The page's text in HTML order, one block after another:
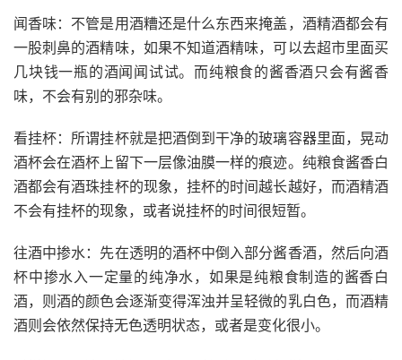
闻香味：不管是用酒糟还是什么东西来掩盖，酒精酒都会有
一股刺鼻的酒精味，如果不知道酒精味，可以去超市里面买
几块钱一瓶的酒闻闻试试。而纯粮食的酱香酒只会有酱香
味，不会有别的邪杂味。
看挂杯：所谓挂杯就是把酒倒到干净的玻璃容器里面，晃动
酒杯会在酒杯上留下一层像油膜一样的痕迹。纯粮食酱香白
酒都会有酒珠挂杯的现象，挂杯的时间越长越好，而酒精酒
不会有挂杯的现象，或者说挂杯的时间很短暂。
往酒中掺水：先在透明的酒杯中倒入部分酱香酒，然后向酒
杯中掺水入一定量的纯净水，如果是纯粮食制造的酱香白
酒，则酒的颜色会逐渐变得浑浊并呈轻微的乳白色，而酒精
酒则会依然保持无色透明状态，或者是变化很小。